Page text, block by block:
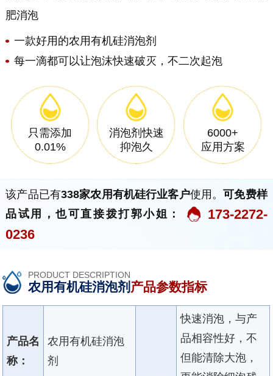
肥消泡
一款好用的农用有机硅消泡剂
每一滴都可以让泡沫快速破灭，不二次起泡
只需添加
0.01%
消泡剂快速
抑泡久
6000+
应用方案
该产品已有338家农用有机硅行业客户使用。可免费样
品试用，也可直接拨打郭小姐：
173-2272-
0236
PRODUCT DESCRIPTION
农用有机硅消泡剂 产品参数指标
产品名
称：
农用有机硅消泡
剂
快速消泡，与产
品相容性好，不
但能清除大泡，